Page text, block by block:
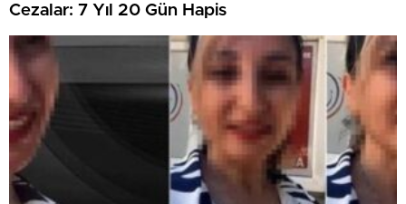
Cezalar: 7 Yıl 20 Gün Hapis